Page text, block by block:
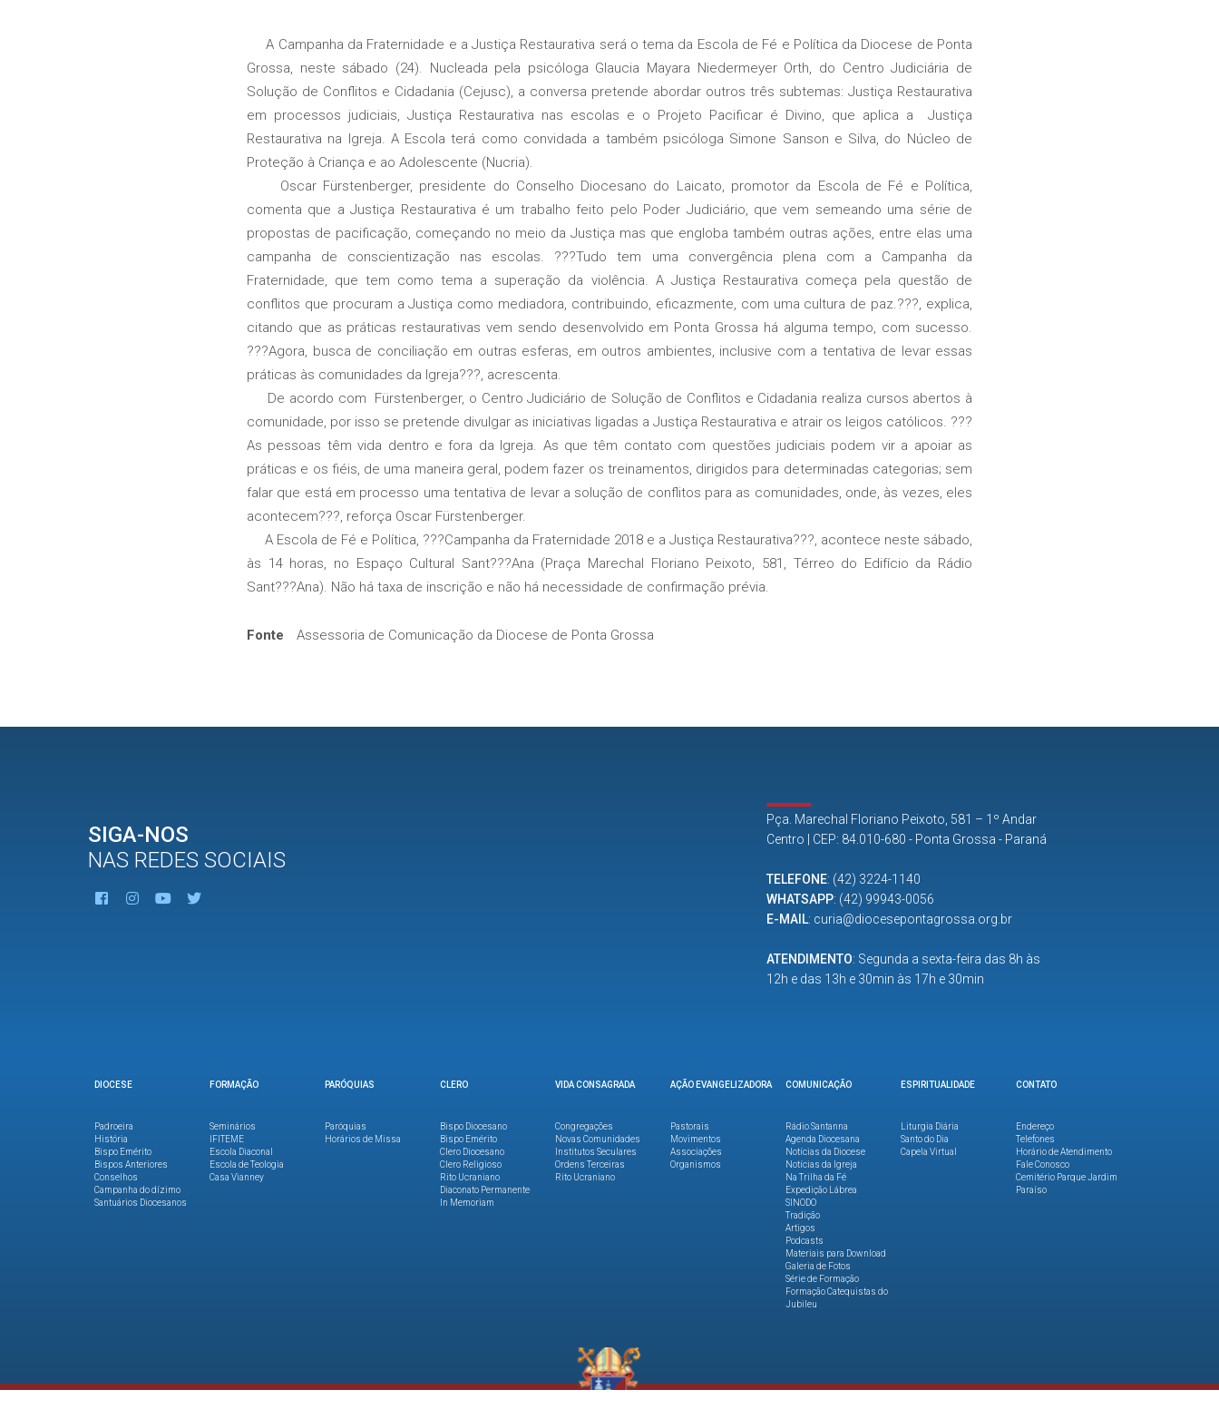
A Campanha da Fraternidade e a Justiça Restaurativa será o tema da Escola de Fé e Política da Diocese de Ponta
Grossa, neste sábado (24). Nucleada pela psicóloga Glaucia Mayara Niedermeyer Orth, do Centro Judiciária de
Solução de Conflitos e Cidadania (Cejusc), a conversa pretende abordar outros três subtemas: Justiça Restaurativa
em processos judiciais, Justiça Restaurativa nas escolas e o Projeto Pacificar é Divino, que aplica a Justiça
Restaurativa na Igreja. A Escola terá como convidada a também psicóloga Simone Sanson e Silva, do Núcleo de
Proteção à Criança e ao Adolescente (Nucria).
Oscar Fürstenberger, presidente do Conselho Diocesano do Laicato, promotor da Escola de Fé e Política,
comenta que a Justiça Restaurativa é um trabalho feito pelo Poder Judiciário, que vem semeando uma série de
propostas de pacificação, começando no meio da Justiça mas que engloba também outras ações, entre elas uma
campanha de conscientização nas escolas. ???Tudo tem uma convergência plena com a Campanha da
Fraternidade, que tem como tema a superação da violência. A Justiça Restaurativa começa pela questão de
conflitos que procuram a Justiça como mediadora, contribuindo, eficazmente, com uma cultura de paz.???, explica,
citando que as práticas restaurativas vem sendo desenvolvido em Ponta Grossa há alguma tempo, com sucesso.
???Agora, busca de conciliação em outras esferas, em outros ambientes, inclusive com a tentativa de levar essas
práticas às comunidades da Igreja???, acrescenta.
De acordo com Fürstenberger, o Centro Judiciário de Solução de Conflitos e Cidadania realiza cursos abertos à
comunidade, por isso se pretende divulgar as iniciativas ligadas a Justiça Restaurativa e atrair os leigos católicos. ???
As pessoas têm vida dentro e fora da Igreja. As que têm contato com questões judiciais podem vir a apoiar as
práticas e os fiéis, de uma maneira geral, podem fazer os treinamentos, dirigidos para determinadas categorias; sem
falar que está em processo uma tentativa de levar a solução de conflitos para as comunidades, onde, às vezes, eles
acontecem???, reforça Oscar Fürstenberger.
A Escola de Fé e Política, ???Campanha da Fraternidade 2018 e a Justiça Restaurativa???, acontece neste sábado,
às 14 horas, no Espaço Cultural Sant???Ana (Praça Marechal Floriano Peixoto, 581, Térreo do Edifício da Rádio
Sant???Ana). Não há taxa de inscrição e não há necessidade de confirmação prévia.
Fonte Assessoria de Comunicação da Diocese de Ponta Grossa
SIGA-NOS
NAS REDES SOCIAIS
Pça. Marechal Floriano Peixoto, 581 – 1º Andar
Centro | CEP: 84.010-680 - Ponta Grossa - Paraná
TELEFONE: (42) 3224-1140
WHATSAPP: (42) 99943-0056
E-MAIL: curia@diocesepontagrossa.org.br
ATENDIMENTO: Segunda a sexta-feira das 8h às
12h e das 13h e 30min às 17h e 30min
DIOCESE
Padroeira
História
Bispo Emérito
Bispos Anteriores
Conselhos
Campanha do dízimo
Santuários Diocesanos
FORMAÇÃO
Seminários
IFITEME
Escola Diaconal
Escola de Teologia
Casa Vianney
PARÓQUIAS
Paróquias
Horários de Missa
CLERO
Bispo Diocesano
Bispo Emérito
Clero Diocesano
Clero Religioso
Rito Ucraniano
Diaconato Permanente
In Memoriam
VIDA CONSAGRADA
Congregações
Novas Comunidades
Institutos Seculares
Ordens Terceiras
Rito Ucraniano
AÇÃO EVANGELIZADORA
Pastorais
Movimentos
Associações
Organismos
COMUNICAÇÃO
Rádio Santanna
Agenda Diocesana
Notícias da Diocese
Notícias da Igreja
Na Trilha da Fé
Expedição Lábrea
SINODO
Tradição
Artigos
Podcasts
Materiais para Download
Galeria de Fotos
Série de Formação
Formação Catequistas do
Jubileu
ESPIRITUALIDADE
Liturgia Diária
Santo do Dia
Capela Virtual
CONTATO
Endereço
Telefones
Horário de Atendimento
Fale Conosco
Cemitério Parque Jardim
Paraíso